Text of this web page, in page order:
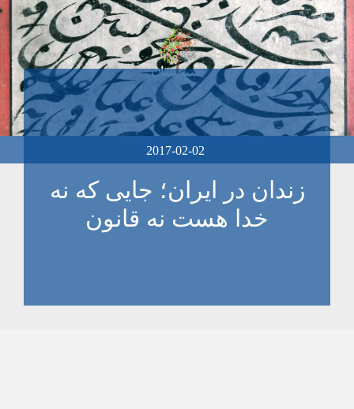
2017-02-02
زندان در ایران؛ جایی که نه
خدا هست نه قانون